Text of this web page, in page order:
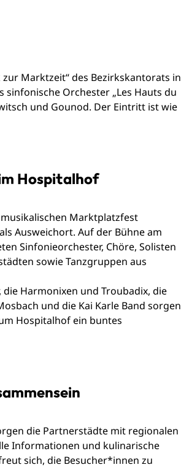
Marktzeit“ des Bezirkskantorats in
Orchester „Les Hauts du
und Gounod. Der Eintritt ist wie
Hospitalhof
Marktplatzfest
Ausweichort. Auf der Bühne am
Sinfonieorchester, Chöre, Solisten
sowie Tanzgruppen aus
Harmonixen und Troubadix, die
und die Kai Karle Band sorgen
Hospitalhof ein buntes
die Partnerstädte mit regionalen
Informationen und kulinarische
sich, die Besucher*innen zu